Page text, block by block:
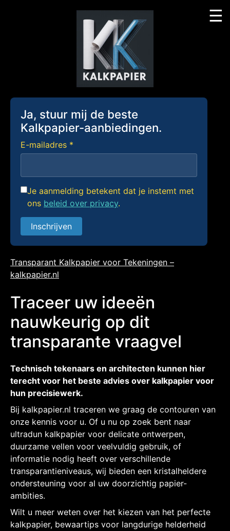
Ja, stuur mij de beste
Kalkpapier-aanbiedingen.
E-mailadres *
Je aanmelding betekent dat je instemt met
ons beleid over privacy.
Inschrijven
Transparant Kalkpapier voor Tekeningen –
kalkpapier.nl
☰
Traceer uw ideeën
nauwkeurig op dit
transparante vraagvel
Technisch tekenaars en architecten kunnen hier
terecht voor het beste advies over kalkpapier voor
hun precisiewerk.
Bij kalkpapier.nl traceren we graag de contouren van
onze kennis voor u. Of u nu op zoek bent naar
ultradun kalkpapier voor delicate ontwerpen,
duurzame vellen voor veelvuldig gebruik, of
informatie nodig heeft over verschillende
transparantieniveaus, wij bieden een kristalheldere
ondersteuning voor al uw doorzichtig papier-
ambities.
Wilt u meer weten over het kiezen van het perfecte
kalkpapier, bewaartips voor langdurige helderheid